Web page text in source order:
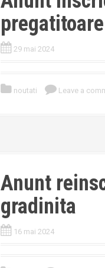
29 mai 2024
noutati Leave a
Anunt
gradinita
16 mai 2024